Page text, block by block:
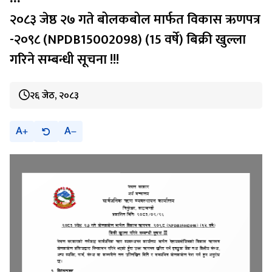
२०८३ जेष्ठ २७ गते बोलकबोल मार्फत विकास ऋणपत्र
-२०९८ (NPDB15002098) (15 वर्षे) बिक्री खुल्ला
गरिने सम्बन्धी सूचना !!!
२६ जेठ, २०८३
A A